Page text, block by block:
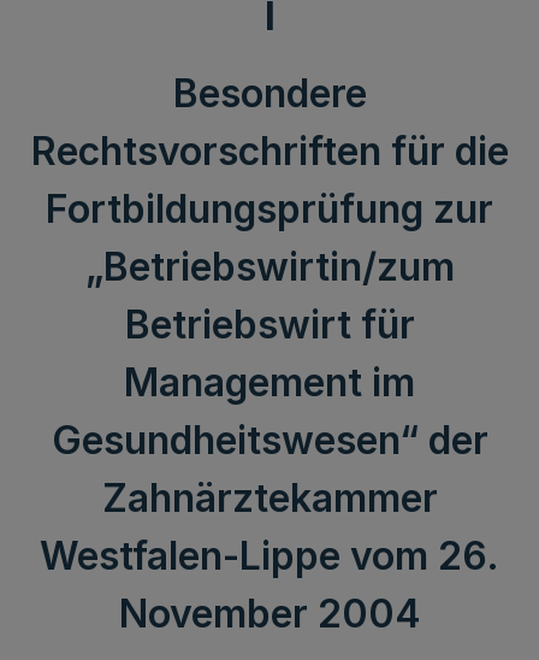
I
Besondere
Rechtsvorschriften für die
Fortbildungsprüfung zur
„Betriebswirtin/zum
Betriebswirt für
Management im
Gesundheitswesen“ der
Zahnärztekammer
Westfalen-Lippe vom 26.
November 2004